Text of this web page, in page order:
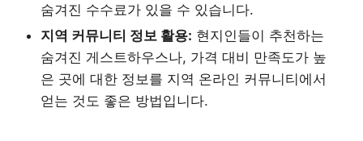
숨겨진 수수료가 있을 수 있습니다.
지역 커뮤니티 정보 활용: 현지인들이 추천하는
숨겨진 게스트하우스나, 가격 대비 만족도가 높
은 곳에 대한 정보를 지역 온라인 커뮤니티에서
얻는 것도 좋은 방법입니다.